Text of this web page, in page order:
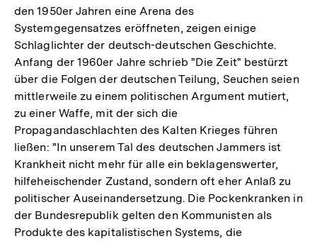
den 1950er Jahren eine Arena des
Systemgegensatzes eröffneten, zeigen einige
Schlaglichter der deutsch-deutschen Geschichte.
Anfang der 1960er Jahre schrieb "Die Zeit" bestürzt
über die Folgen der deutschen Teilung, Seuchen seien
mittlerweile zu einem politischen Argument mutiert,
zu einer Waffe, mit der sich die
Propagandaschlachten des Kalten Krieges führen
ließen: "In unserem Tal des deutschen Jammers ist
Krankheit nicht mehr für alle ein beklagenswerter,
hilfeheischender Zustand, sondern oft eher Anlaß zu
politischer Auseinandersetzung. Die Pockenkranken in
der Bundesrepublik gelten den Kommunisten als
Produkte des kapitalistischen Systems, die